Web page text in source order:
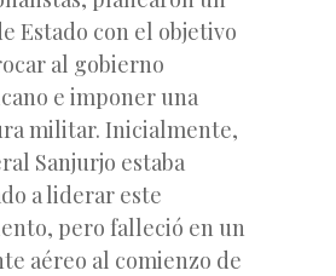
Estado con el objetivo
al gobierno
e imponer una
militar. Inicialmente,
Sanjurjo estaba
a liderar este
pero falleció en un
aéreo al comienzo de